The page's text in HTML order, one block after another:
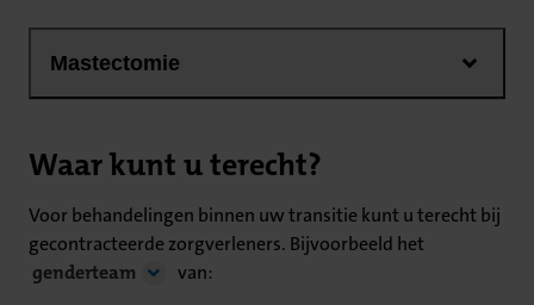
Mastectomie
Waar kunt u terecht?
Voor behandelingen binnen uw transitie kunt u terecht bij
gecontracteerde zorgverleners. Bijvoorbeeld het
genderteam
van: